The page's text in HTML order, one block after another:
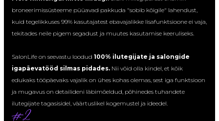
broneerimissüsteeme püüavad pakkuda "sobib kõigile" lahendust,
kuid tegelikkuses 99% kasutajatest ebavajalikke lisafunktsioone ei vaja,
tekitades neile pigem segadust ja muutes kasutamise keeruliseks.
SalonLife on seevastu loodud 100% ilutegijate ja salongide
igapäevatööd silmas pidades. Nii võid olla kindel, et kõik
edukaks tööpäevaks vajalik on ühes kohas olemas, sest iga funktsioon
ja mugavus on detailideni läbimõeldud, põhinedes tuhandete
ilutegijate tagasisidel, väärtuslikel kogemustel ja ideedel.